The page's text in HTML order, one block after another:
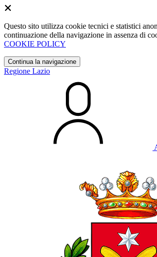
Questo sito utilizza cookie tecnici e statistici
continuazione della navigazione in assenza di
COOKIE POLICY
Continua la navigazione
Regione Lazio